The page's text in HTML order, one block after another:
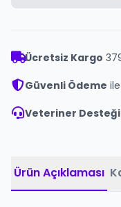
Ücretsiz Kargo
Güvenli Ödeme
Veteriner Desteği
Ürün Açıklaması